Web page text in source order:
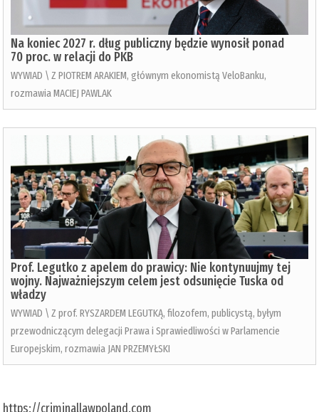
Na koniec 2027 r. dług publiczny będzie wynosił ponad
70 proc. w relacji do PKB
WYWIAD \ Z PIOTREM ARAKIEM, głównym ekonomistą VeloBanku,
rozmawia MACIEJ PAWLAK
Prof. Legutko z apelem do prawicy: Nie kontynuujmy tej
wojny. Najważniejszym celem jest odsunięcie Tuska od
władzy
WYWIAD \ Z prof. RYSZARDEM LEGUTKĄ, filozofem, publicystą, byłym
przewodniczącym delegacji Prawa i Sprawiedliwości w Parlamencie
Europejskim, rozmawia JAN PRZEMYŁSKI
https://criminallawpoland.com